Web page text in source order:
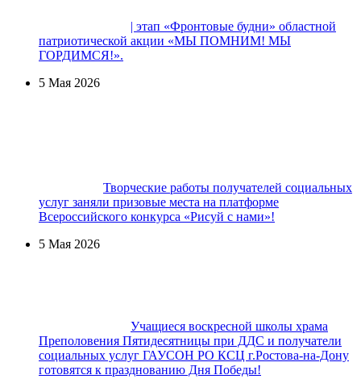
| этап «Фронтовые будни» областной
патриотической акции «МЫ ПОМНИМ! МЫ
ГОРДИМСЯ!».
5 Мая 2026
Творческие работы получателей социальных
услуг заняли призовые места на платформе
Всероссийского конкурса «Рисуй с нами»!
5 Мая 2026
Учащиеся воскресной школы храма
Преполовения Пятидесятницы при ДДС и получатели
социальных услуг ГАУСОН РО КСЦ г.Ростова-на-Дону
готовятся к празднованию Дня Победы!